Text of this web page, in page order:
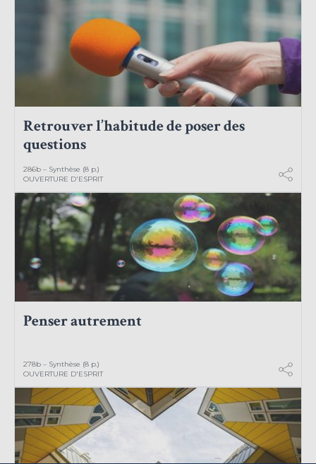
Retrouver l’habitude de poser des
questions
286b – Synthèse (8 p.)
OUVERTURE D'ESPRIT
Penser autrement
278b – Synthèse (8 p.)
OUVERTURE D'ESPRIT